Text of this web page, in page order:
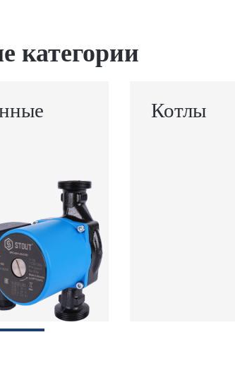
категории
Котлы